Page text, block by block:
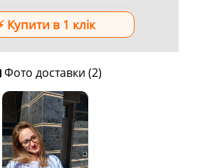
Фото доставки (2)